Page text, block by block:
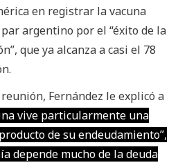
en registrar la vacuna
argentino por el “éxito de la
que ya alcanza a casi el 78
Fernández le explicó a
vive particularmente una
de su endeudamiento”,
depende mucho de la deuda